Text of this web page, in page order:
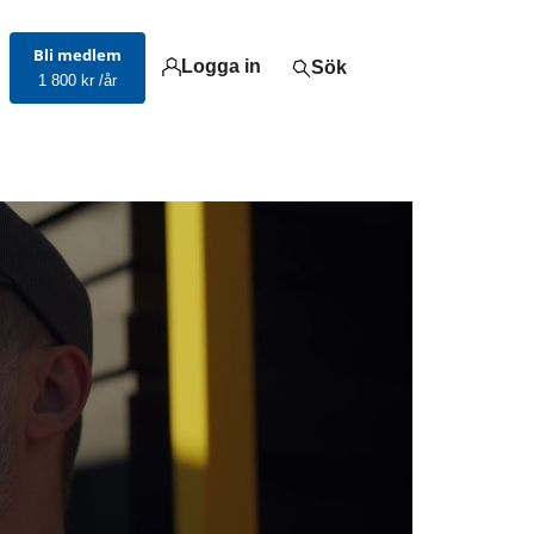
Bli medlem
1 800 kr /år
Logga in Sök